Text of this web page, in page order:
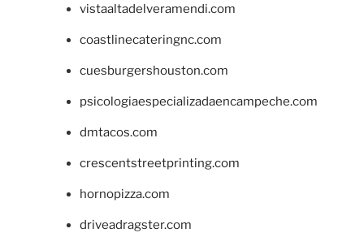
vistaaltadelveramendi.com
coastlinecateringnc.com
cuesburgershouston.com
psicologiaespecializadaencampeche.com
dmtacos.com
crescentstreetprinting.com
hornopizza.com
driveadragster.com